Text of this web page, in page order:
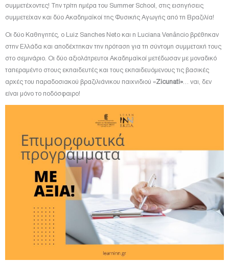
συμμετέχοντες! Την τρίτη ημέρα του Summer School, στις εισηγήσεις
συμμετείχαν και δύο Ακαδημαϊκοί της Φυσικής Αγωγής από τη Βραζιλία!
Οι δύο Καθηγητές, ο Luiz Sanches Neto και η Luciana Venâncio βρέθηκαν
στην Ελλάδα και αποδέχτηκαν την πρόταση για τη σύντομη συμμετοχή τους
στο σεμινάριο. Οι δύο αξιολάτρευτοι Ακαδημαϊκοί μετέδωσαν με μοναδικό
ταπεραμέντο στους εκπαιδευτές και τους εκπαιδευόμενους τις βασικές
αρχές του παραδοσιακού βραζιλιάνικου παιχνιδιού «Zicunati»… ναι, δεν
είναι μόνο το ποδόσφαιρο!